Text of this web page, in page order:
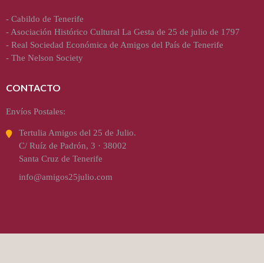
- Cabildo de Tenerife
- Asociación Histórico Cultural La Gesta de 25 de julio de 1797
- Real Sociedad Económica de Amigos del País de Tenerife
- The Nelson Society
CONTACTO
Envíos Postales:
Tertulia Amigos del 25 de Julio.
C/ Ruíz de Padrón, 3 · 38002
Santa Cruz de Tenerife
info@amigos25julio.com